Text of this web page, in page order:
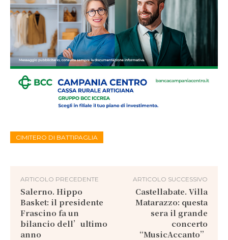
CIMITERO DI BATTIPAGLIA
ARTICOLO PRECEDENTE
Salerno. Hippo
Basket: il presidente
Frascino fa un
bilancio dell’ultimo
anno
ARTICOLO SUCCESSIVO
Castellabate. Villa
Matarazzo: questa
sera il grande
concerto
“MusicAccanto”